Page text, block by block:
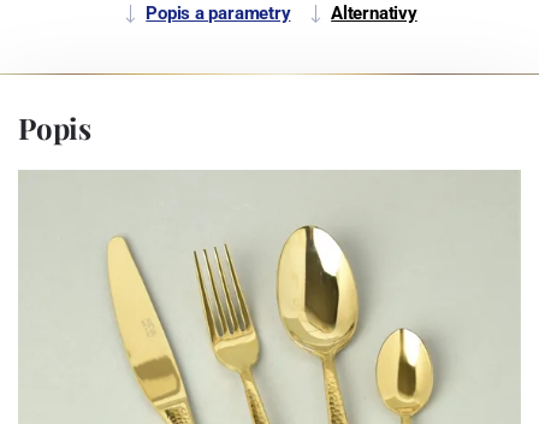
Popis a parametry Alternativy
Popis